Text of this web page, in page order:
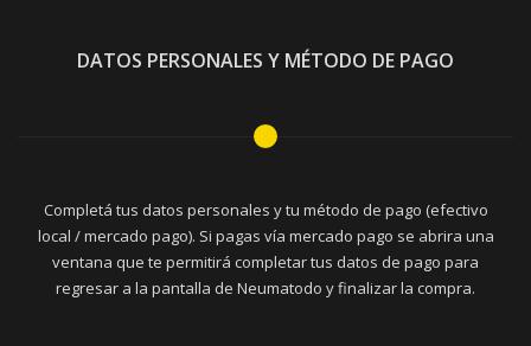
DATOS PERSONALES Y MÉTODO DE PAGO
Completá tus datos personales y tu método de pago (efectivo
local / mercado pago). Si pagas vía mercado pago se abrira una
ventana que te permitirá completar tus datos de pago para
regresar a la pantalla de Neumatodo y finalizar la compra.